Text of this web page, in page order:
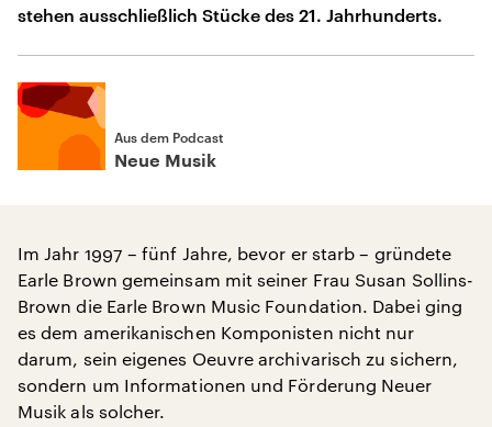
stehen ausschließlich Stücke des 21. Jahrhunderts.
Aus dem Podcast
Neue Musik
Im Jahr 1997 – fünf Jahre, bevor er starb – gründete
Earle Brown gemeinsam mit seiner Frau Susan Sollins-
Brown die Earle Brown Music Foundation. Dabei ging
es dem amerikanischen Komponisten nicht nur
darum, sein eigenes Oeuvre archivarisch zu sichern,
sondern um Informationen und Förderung Neuer
Musik als solcher.